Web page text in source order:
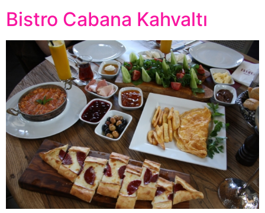
Bistro Cabana Kahvaltı